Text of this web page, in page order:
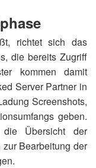
richtet sich das
die bereits Zugriff
kommen damit
Server Partner in
Screenshots,
geben.
Übersicht der
Bearbeitung der